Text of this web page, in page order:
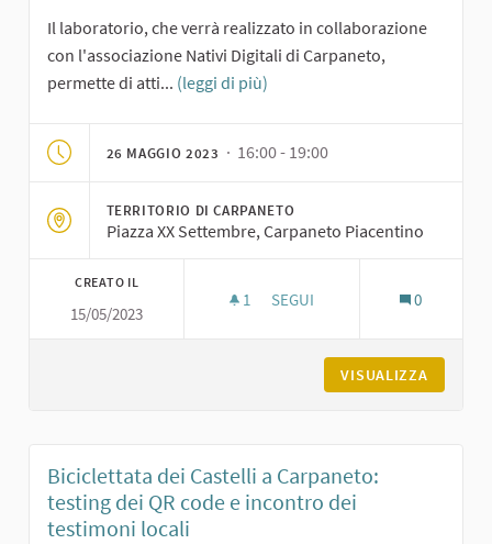
Il laboratorio, che verrà realizzato in collaborazione
con l'associazione Nativi Digitali di Carpaneto,
permette di atti... (leggi di più)
26 MAGGIO 2023 · 16:00 - 19:00
TERRITORIO DI CARPANETO
Piazza XX Settembre, Carpaneto Piacentino
CREATO IL
15/05/2023
1 1 SOSTENITORI
SEGUI 0
VISUALIZZA
Biciclettata dei Castelli a Carpaneto:
testing dei QR code e incontro dei
testimoni locali